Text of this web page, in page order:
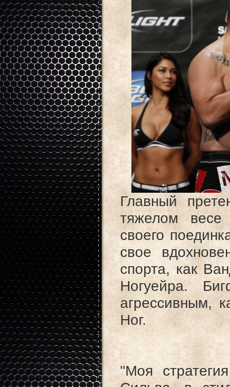
Главный
тяжелом
своего
свое
спорта, как
Ногуейра.
агрессивным,
Ног.
"Моя